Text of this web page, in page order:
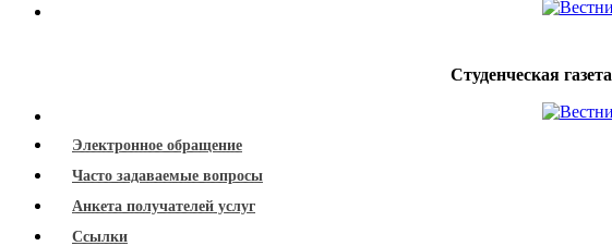
Студенческая газета
Электронное обращение
Часто задаваемые вопросы
Анкета получателей услуг
Ссылки